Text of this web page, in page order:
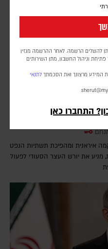
להשלים הרשמה. לאחר ההרשמה מגזין
וניהול החשבון, מתן השירותים
המידע מרצונך ואת הסכמתך לתנאי
התחברו כאן
איראנית ומהפיכת תשתיות הנפט
את יורש העצר הסעודי לפעול